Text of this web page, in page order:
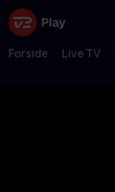
Forside Live TV